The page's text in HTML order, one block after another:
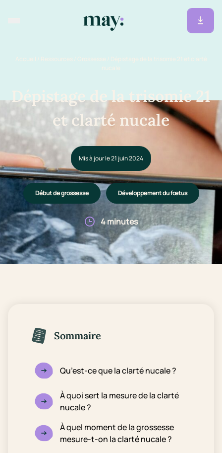
Accueil / Ressources / Grossesse / Dépistage de la trisomie 21 et clarté
nucale
Dépistage de la trisomie 21
et clarté nucale
Mis à jour le 21 juin 2024
Début de grossesse Développement du fœtus
4 minutes
Sommaire
Qu’est-ce que la clarté nucale ?
À quoi sert la mesure de la clarté
nucale ?
À quel moment de la grossesse
mesure-t-on la clarté nucale ?